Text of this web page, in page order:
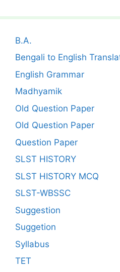
B.A.
Bengali to English
English Grammar
Madhyamik
Old Question Paper
Old Question Paper
Question Paper
SLST HISTORY
SLST HISTORY MCQ
SLST-WBSSC
Suggestion
Suggetion
Syllabus
TET